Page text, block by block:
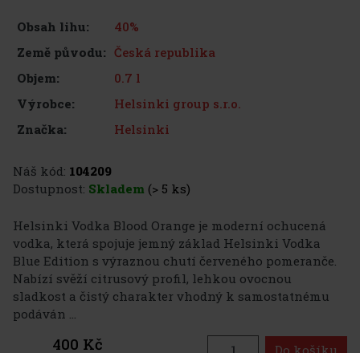
Obsah lihu:
40%
Země původu: Česká republika
Objem:
0.7 l
Výrobce:
Helsinki group s.r.o.
Značka:
Helsinki
Náš kód: 104209
Dostupnost: Skladem (> 5 ks)
Helsinki Vodka Blood Orange je moderní ochucená
vodka, která spojuje jemný základ Helsinki Vodka
Blue Edition s výraznou chutí červeného pomeranče.
Nabízí svěží citrusový profil, lehkou ovocnou
sladkost a čistý charakter vhodný k samostatnému
podáván ...
400 Kč